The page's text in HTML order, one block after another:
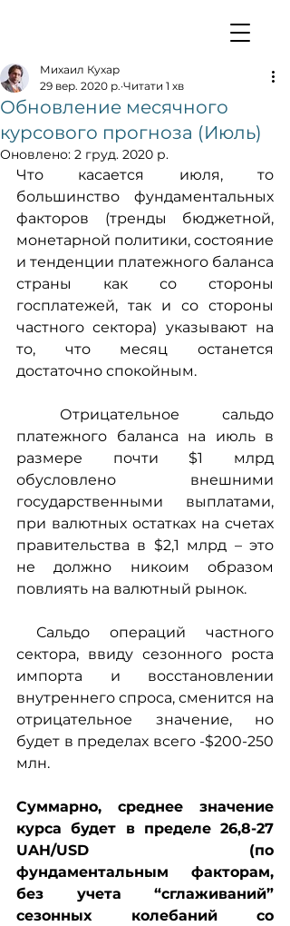
Обновление месячного
курсового прогноза (Июль)
Михаил Кухар
29 вер. 2020 р. Читати 1 хв
Оновлено: 2 груд. 2020 р.
Что касается июля, то
большинство фундаментальных
факторов (тренды бюджетной,
монетарной политики, состояние
и тенденции платежного баланса
страны как со стороны
госплатежей, так и со стороны
частного сектора) указывают на
то, что месяц останется
достаточно спокойным.
платежного баланса на июль в
размере почти $1 млрд
обусловлено внешними
государственными выплатами,
при валютных остатках на счетах
правительства в $2,1 млрд – это
не должно никоим образом
повлиять на валютный рынок.
сектора, ввиду сезонного роста
импорта и восстановлении
внутреннего спроса, сменится на
отрицательное значение, но
будет в пределах всего -$200-250
млн.
Суммарно, среднее значение
курса будет в пределе 26,8-27
UAH/USD (по
фундаментальным факторам,
без учета “сглаживаний”
сезонных колебаний со